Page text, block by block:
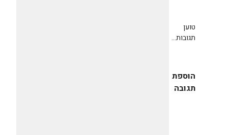
טוען
תגובות...
הוספת
תגובה